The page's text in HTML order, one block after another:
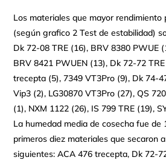
Los materiales que mayor rendimiento
(según grafico 2 Test de estabilidad)
Dk 72-08 TRE (16), BRV 8380 PWUE
BRV 8421 PWUEN (13), Dk 72-72
trecepta (5), 7349 VT3Pro (9), Dk 74-
Vip3 (2), LG30870 VT3Pro (27), QS
(1), NXM 1122 (26), IS 799 TRE (19),
La humedad media de cosecha fue de
primeros diez materiales que secaron
siguientes: ACA 476 trecepta, Dk 72-